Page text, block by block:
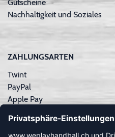
Gutscheine
Nachhaltigkeit und Soziales
ZAHLUNGSARTEN
Twint
PayPal
Apple Pay
Kreditkarte